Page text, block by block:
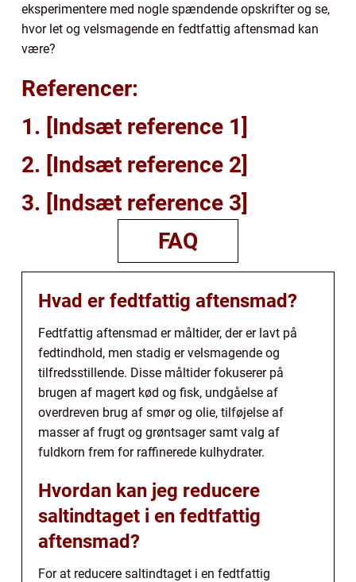
eksperimentere med nogle spændende opskrifter og se,
hvor let og velsmagende en fedtfattig aftensmad kan
være?
Referencer:
1. [Indsæt reference 1]
2. [Indsæt reference 2]
3. [Indsæt reference 3]
FAQ
Hvad er fedtfattig aftensmad?
Fedtfattig aftensmad er måltider, der er lavt på
fedtindhold, men stadig er velsmagende og
tilfredsstillende. Disse måltider fokuserer på
brugen af magert kød og fisk, undgåelse af
overdreven brug af smør og olie, tilføjelse af
masser af frugt og grøntsager samt valg af
fuldkorn frem for raffinerede kulhydrater.
Hvordan kan jeg reducere
saltindtaget i en fedtfattig
aftensmad?
For at reducere saltindtaget i en fedtfattig